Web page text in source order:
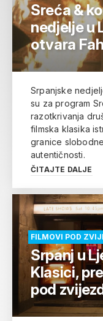
Sreća &
nedjelje u
otvara
Srpanjske
su za program
razotkrivanja
filmska klasika
granice
autentičnosti.
ČITAJTE DALJE
FILMOVI POD
Srpanj u
Klasici,
pod